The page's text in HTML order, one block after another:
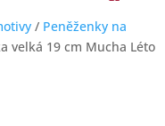
/ Peněženky na
velká 19 cm Mucha Léto